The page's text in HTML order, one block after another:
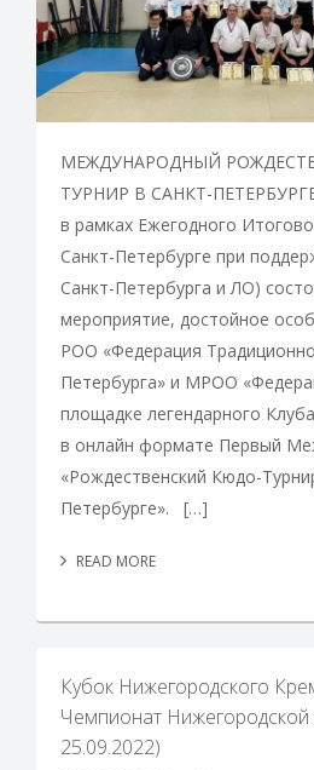
МЕЖДУНАРОДНЫЙ
ТУРНИР В САНКТ-
в рамках Ежегодного
Санкт-Петербурге при
Санкт-Петербурга и ЛО)
мероприятие, достойное
РОО «Федерация
Петербурга» и МРОО
площадке легендарного
в онлайн формате Первый
«Рождественский Кюдо-
Петербурге». […]
READ MORE
Кубок Нижегородского
Чемпионат Нижегородской
25.09.2022)